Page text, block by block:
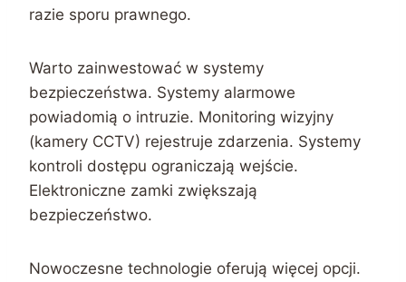
razie sporu prawnego.
Warto zainwestować w systemy
bezpieczeństwa. Systemy alarmowe
powiadomią o intruzie. Monitoring wizyjny
(kamery CCTV) rejestruje zdarzenia. Systemy
kontroli dostępu ograniczają wejście.
Elektroniczne zamki zwiększają
bezpieczeństwo.
Nowoczesne technologie oferują więcej opcji.